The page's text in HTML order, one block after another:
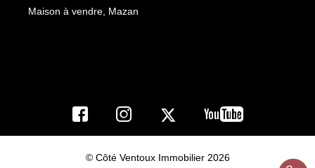
Maison à vendre, Mazan
© Côté Ventoux Immobilier 2026